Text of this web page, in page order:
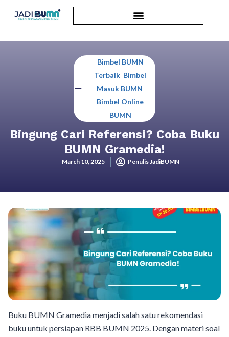
Bimbel BUMN
Terbaik Bimbel
Masuk BUMN
Bimbel Online
BUMN
Bingung Cari Referensi? Coba Buku
BUMN Gramedia!
March 10, 2025 Penulis JadiBUMN
Buku BUMN Gramedia menjadi salah satu rekomendasi
buku untuk persiapan RBB BUMN 2025. Dengan materi soal